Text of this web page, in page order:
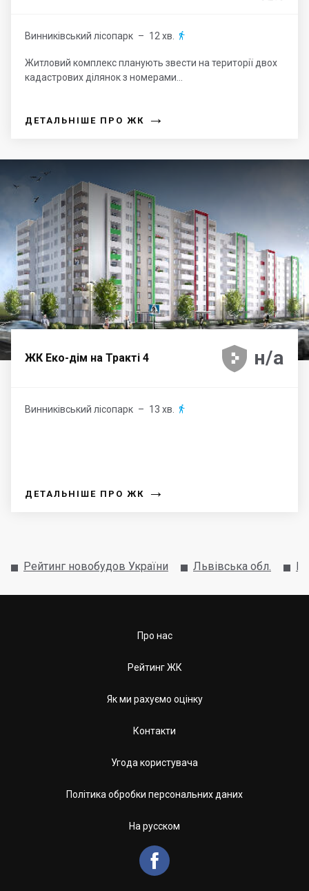
Винниківський лісопарк – 12 хв. 
Житловий комплекс планують звести на території двох
кадастрових ділянок з номерами...
ДЕТАЛЬНІШЕ ПРО ЖК →
ЖК Еко-дім на Тракті 4 



 н/а
Винниківський лісопарк – 13 хв. 
ДЕТАЛЬНІШЕ ПРО ЖК →
Рейтинг новобудов України Львівська обл.
Про нас
Рейтинг ЖК
Як ми рахуємо оцінку
Контакти
Угода користувача
Політика обробки персональних даних
На русском
